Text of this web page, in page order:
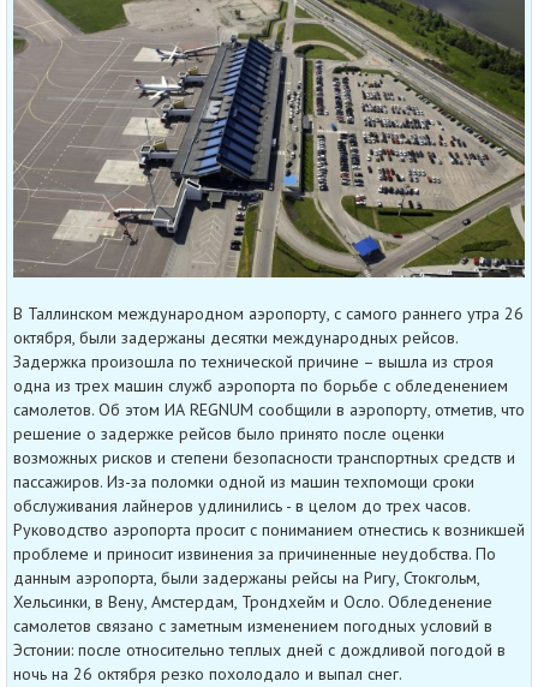
В Таллинском международном аэропорту, с самого раннего утра 26
октября, были задержаны десятки международных рейсов.
Задержка произошла по технической причине – вышла из строя
одна из трех машин служб аэропорта по борьбе с обледенением
самолетов. Об этом ИА REGNUM сообщили в аэропорту, отметив, что
решение о задержке рейсов было принято после оценки
возможных рисков и степени безопасности транспортных средств и
пассажиров. Из-за поломки одной из машин техпомощи сроки
обслуживания лайнеров удлинились - в целом до трех часов.
Руководство аэропорта просит с пониманием отнестись к возникшей
проблеме и приносит извинения за причиненные неудобства. По
данным аэропорта, были задержаны рейсы на Ригу, Стокгольм,
Хельсинки, в Вену, Амстердам, Трондхейм и Осло. Обледенение
самолетов связано с заметным изменением погодных условий в
Эстонии: после относительно теплых дней с дождливой погодой в
ночь на 26 октября резко похолодало и выпал снег.